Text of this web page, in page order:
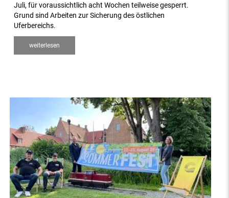
Juli, für voraussichtlich acht Wochen teilweise gesperrt.
Grund sind Arbeiten zur Sicherung des östlichen
Uferbereichs.
weiterlesen